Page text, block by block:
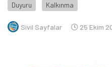
Duyuru Kalkınma
Sivil Sayfalar 25 Ekim